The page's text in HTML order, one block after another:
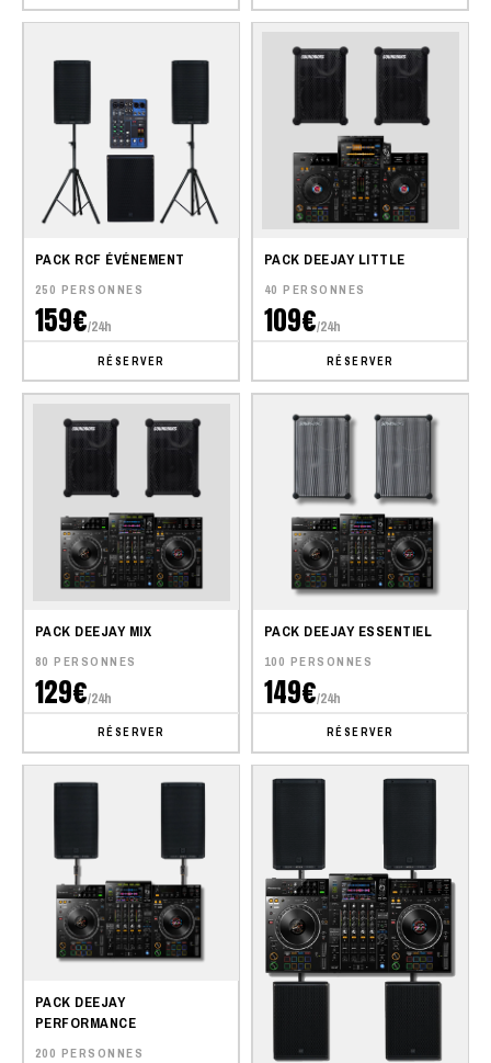
PACK RCF ÉVÉNEMENT
250 PERSONNES
159€/24h
RÉSERVER
PACK DEEJAY LITTLE
40 PERSONNES
109€/24h
RÉSERVER
PACK DEEJAY MIX
80 PERSONNES
129€/24h
RÉSERVER
PACK DEEJAY ESSENTIEL
100 PERSONNES
149€/24h
RÉSERVER
PACK DEEJAY
PERFORMANCE
200 PERSONNES